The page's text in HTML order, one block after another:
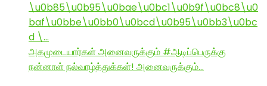
\u0b85\u0b95\u0bae\u0bc1\u0b9f\u0bc8\u0
baf\u0bbe\u0bb0\u0bcd\u0b95\u0bb3\u0bc
d \…
அகமுடையார்கள் அனைவருக்கும் #ஆடிப்பெருக்கு
நன்னாள் நல்வாழ்த்துக்கள்! அனைவருக்கும்…